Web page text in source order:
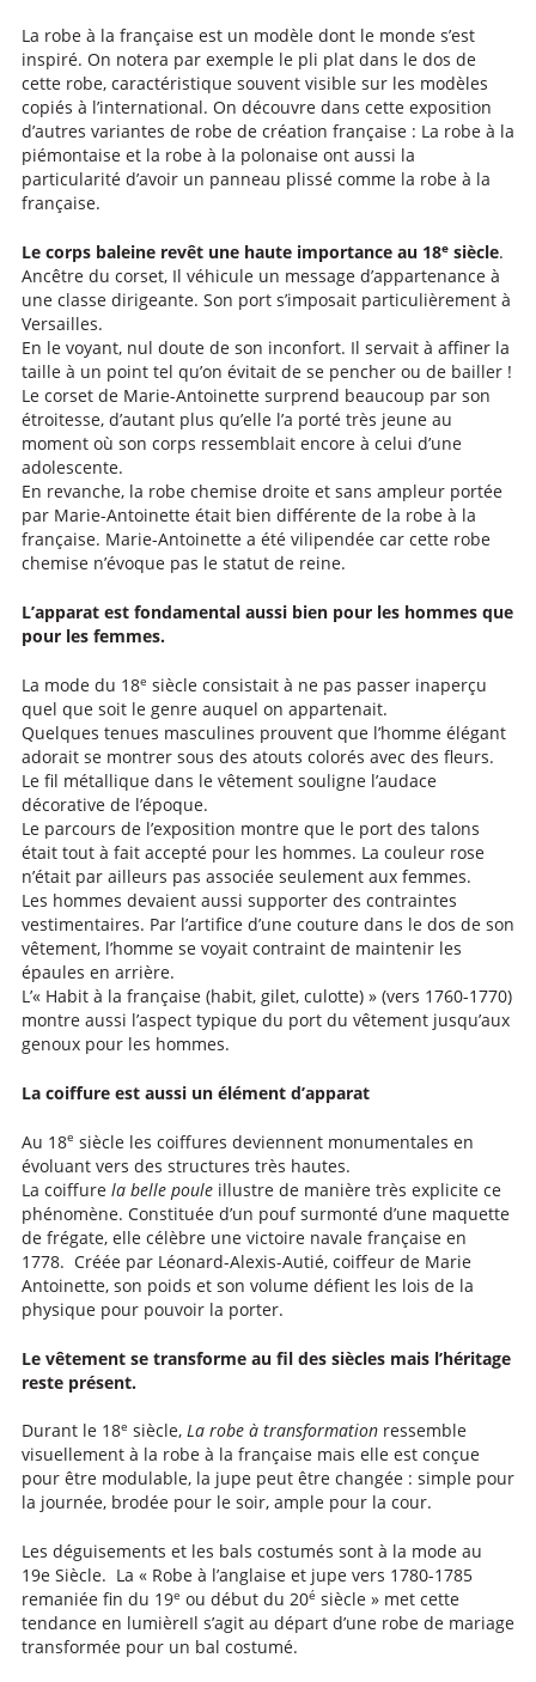
La robe à la française est un modèle dont le monde s’est
inspiré. On notera par exemple le pli plat dans le dos de
cette robe, caractéristique souvent visible sur les modèles
copiés à l’international. On découvre dans cette exposition
d’autres variantes de robe de création française : La robe à la
piémontaise et la robe à la polonaise ont aussi la
particularité d’avoir un panneau plissé comme la robe à la
française.
Le corps baleine revêt une haute importance au 18e siècle.
Ancêtre du corset, Il véhicule un message d’appartenance à
une classe dirigeante. Son port s’imposait particulièrement à
Versailles.
En le voyant, nul doute de son inconfort. Il servait à affiner la
taille à un point tel qu’on évitait de se pencher ou de bailler !
Le corset de Marie-Antoinette surprend beaucoup par son
étroitesse, d’autant plus qu’elle l’a porté très jeune au
moment où son corps ressemblait encore à celui d’une
adolescente.
En revanche, la robe chemise droite et sans ampleur portée
par Marie-Antoinette était bien différente de la robe à la
française. Marie-Antoinette a été vilipendée car cette robe
chemise n’évoque pas le statut de reine.
L’apparat est fondamental aussi bien pour les hommes que
pour les femmes.
La mode du 18e siècle consistait à ne pas passer inaperçu
quel que soit le genre auquel on appartenait.
Quelques tenues masculines prouvent que l’homme élégant
adorait se montrer sous des atouts colorés avec des fleurs.
Le fil métallique dans le vêtement souligne l’audace
décorative de l’époque.
Le parcours de l’exposition montre que le port des talons
était tout à fait accepté pour les hommes. La couleur rose
n’était par ailleurs pas associée seulement aux femmes.
Les hommes devaient aussi supporter des contraintes
vestimentaires. Par l’artifice d’une couture dans le dos de son
vêtement, l’homme se voyait contraint de maintenir les
épaules en arrière.
L’« Habit à la française (habit, gilet, culotte) » (vers 1760-1770)
montre aussi l’aspect typique du port du vêtement jusqu’aux
genoux pour les hommes.
La coiffure est aussi un élément d’apparat
Au 18e siècle les coiffures deviennent monumentales en
évoluant vers des structures très hautes.
La coiffure la belle poule illustre de manière très explicite ce
phénomène. Constituée d’un pouf surmonté d’une maquette
de frégate, elle célèbre une victoire navale française en
1778. Créée par Léonard-Alexis-Autié, coiffeur de Marie
Antoinette, son poids et son volume défient les lois de la
physique pour pouvoir la porter.
Le vêtement se transforme au fil des siècles mais l’héritage
reste présent.
Durant le 18e siècle, La robe à transformation ressemble
visuellement à la robe à la française mais elle est conçue
pour être modulable, la jupe peut être changée : simple pour
la journée, brodée pour le soir, ample pour la cour.
Les déguisements et les bals costumés sont à la mode au
19e Siècle. La « Robe à l’anglaise et jupe vers 1780-1785
remaniée fin du 19e ou début du 20é siècle » met cette
tendance en lumièreIl s’agit au départ d’une robe de mariage
transformée pour un bal costumé.